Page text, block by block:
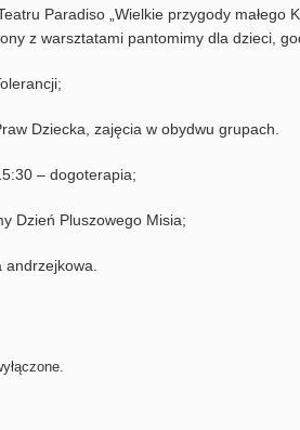
Paradiso „Wielkie przygody małego
z warsztatami pantomimy dla dzieci,
Dziecka, zajęcia w obydwu grupach.
– dogoterapia;
Dzień Pluszowego Misia;